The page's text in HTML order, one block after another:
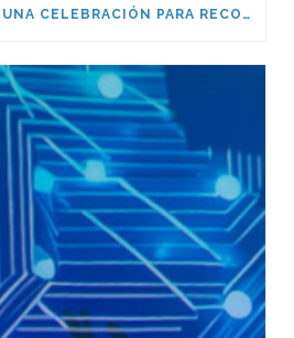
25 AÑOS DE IEAISA: UNA CELEBRACIÓN PARA RECORDAR